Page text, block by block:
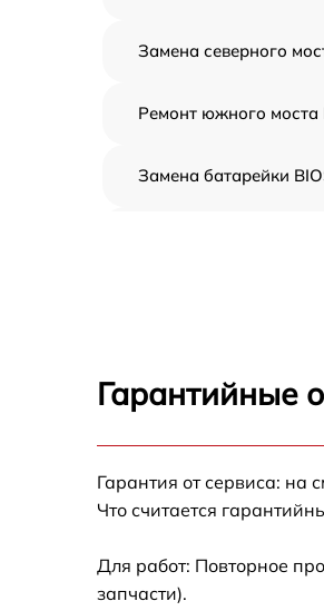
Замена северного
Ремонт южного моста
Замена батарейки
Гарантийные
Гарантия от сервиса:
Что считается
Для работ: Повторное
запчасти).